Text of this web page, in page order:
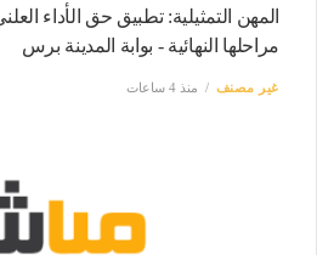
المهن التمثيلية: تطبيق حق الأداء
مراحلها النهائية - بوابة المدينة برس
غير مصنف منذ 4 ساعات